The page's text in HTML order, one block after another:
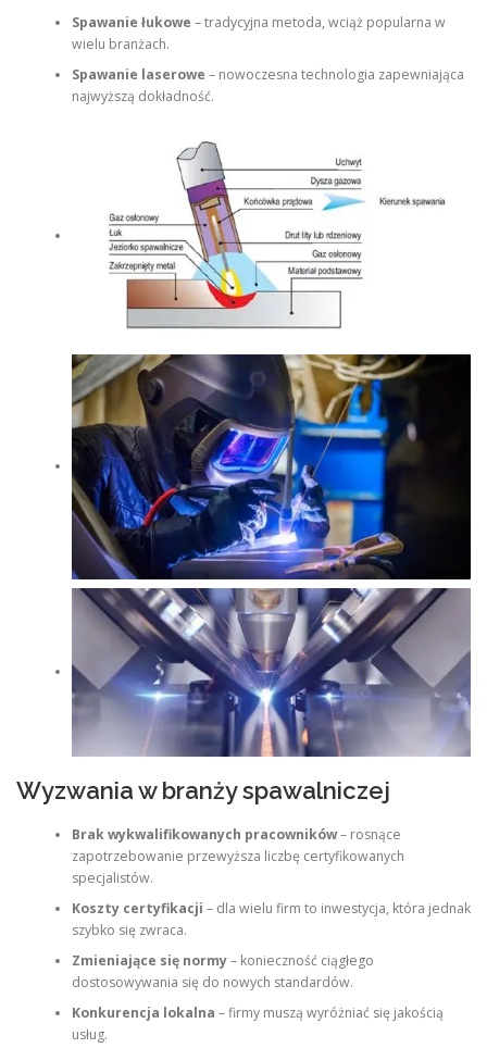
Spawanie łukowe – tradycyjna metoda, wciąż popularna w
wielu branżach.
Spawanie laserowe – nowoczesna technologia zapewniająca
najwyższą dokładność.
Wyzwania w branży spawalniczej
Brak wykwalifikowanych pracowników– rosnące
zapotrzebowanie przewyższa liczbę certyfikowanych
specjalistów.
Koszty certyfikacji – dla wielu firm to inwestycja, która jednak
szybko się zwraca.
Zmieniające się normy– konieczność ciągłego
dostosowywania się do nowych standardów.
Konkurencja lokalna – firmy muszą wyróżniać się jakością
usług.